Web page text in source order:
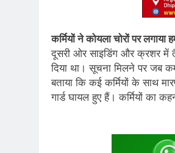
कर्मियों ने कोयला चोरों पर
दूसरी ओर साइडिंग और क्रशर में
दिया था। सूचना मिलने पर जब
बताया कि कई कर्मियों के साथ
गार्ड घायल हुए हैं। कर्मियों का